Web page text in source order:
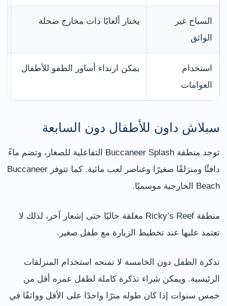
السباح غير
الواثق
يختار ألعابًا ذات مخارج ضحلة
استخدام
العوامات
يمكن ارتداء أساور الطفو للأطفال
سبلاش داون للأطفال دون السابعة
توجد منطقة Buccaneer Splash التفاعلية للصغار، وتضم ماءً
دافئًا ومنزلقًا صغيرًا وعناصر لعب مائية. كما تتوفر Buccaneer
Beach الخارجية موسميًا.
منطقة Ricky’s Reef مغلقة حاليًا حتى إشعار آخر، لذلك لا
تعتمد عليها عند تخطيط الزيارة مع طفل صغير.
تذكرة الطفل دون الخامسة لا تمنحه استخدام المنزلقات
الرئيسية. ويمكن شراء تذكرة كاملة لطفل عمره أقل من
خمس سنوات إذا كان طوله مترًا واحدًا على الأقل وواثقًا في